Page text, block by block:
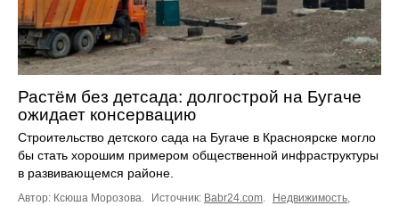
Растём без детсада: долгострой на Бугаче
ожидает консервацию
Строительство детского сада на Бугаче в Красноярске могло
бы стать хорошим примером общественной инфраструктуры
в развивающемся районе.
Автор: Ксюша Морозова. Источник: Babr24.com. Недвижимость,